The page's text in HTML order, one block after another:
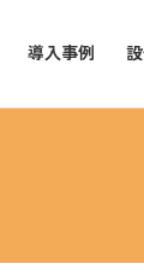
導入事例